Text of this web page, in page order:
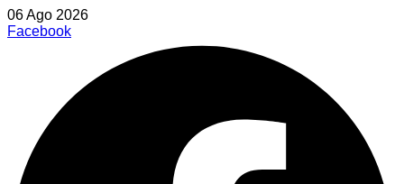
06 Ago 2026
Facebook